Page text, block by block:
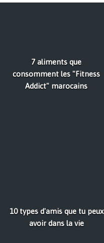
7 aliments que
consomment les "Fitness
Addict" marocains
10 types d'amis que tu peux
avoir dans la vie